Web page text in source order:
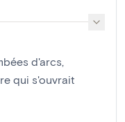
d'arcs,
qui s'ouvrait